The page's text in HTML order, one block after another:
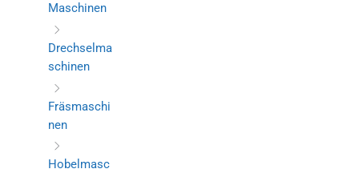
Maschinen
Drechselma
schinen
Fräsmaschi
nen
Hobelmasc